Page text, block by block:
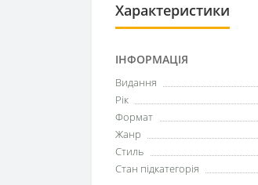
Характеристики
ІНФОРМАЦІЯ
Видання
Рік
Формат
Жанр
Стиль
Стан підкатегорія